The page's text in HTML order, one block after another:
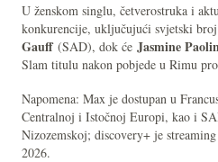
U ženskom singlu, četverostruka i
konkurencije, uključujući svjetski
Gauff(SAD), dok će Jasmine
Slam titulu nakon pobjede u Rimu
Napomena: Max je dostupan u
Centralnoj i Istočnoj Europi, kao i
Nizozemskoj; discovery+ je
2026.